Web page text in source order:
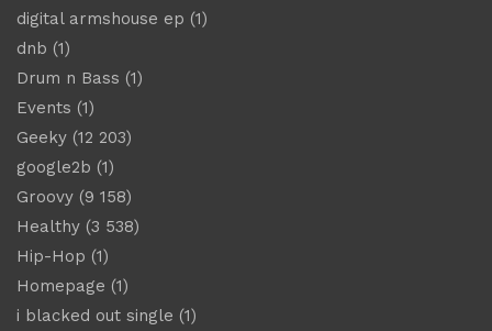
digital armshouse ep (1)
dnb (1)
Drum n Bass (1)
Events (1)
Geeky (12 203)
google2b (1)
Groovy (9 158)
Healthy (3 538)
Hip-Hop (1)
Homepage (1)
i blacked out single (1)